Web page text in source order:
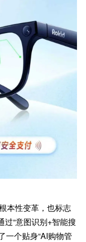
本性变革，也标志
“意图识别+智能搜
一个贴身“AI购物管